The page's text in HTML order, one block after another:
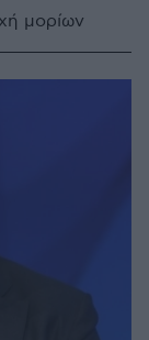
μορίων